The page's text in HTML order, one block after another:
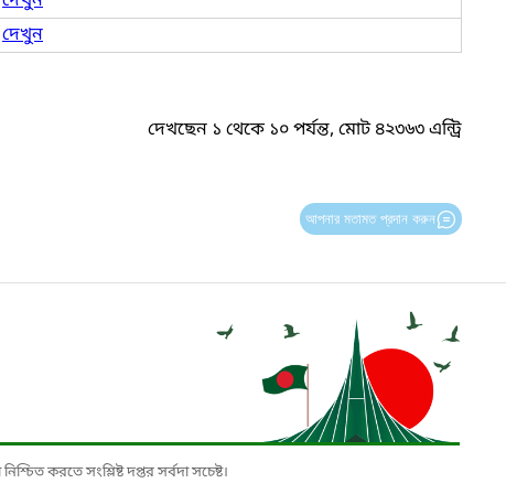
দেখুন
দেখছেন ১ থেকে ১০ পর্যন্ত, মোট ৪২৩৬৩ এন্ট্রি
আপনার মতামত প্রদান করুন
করতে সংশ্লিষ্ট দপ্তর সর্বদা সচেষ্ট।